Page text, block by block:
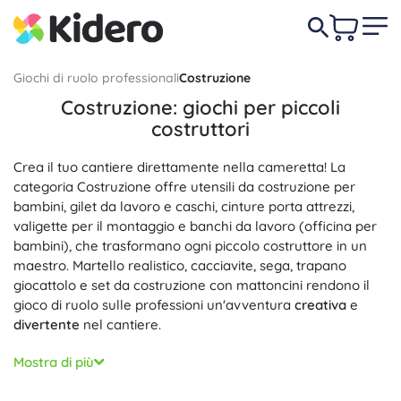
Giochi di ruolo professionaliCostruzione
Costruzione: giochi per piccoli
costruttori
Crea il tuo cantiere direttamente nella cameretta! La
categoria Costruzione offre utensili da costruzione per
bambini, gilet da lavoro e caschi, cinture porta attrezzi,
valigette per il montaggio e banchi da lavoro (officina per
bambini), che trasformano ogni piccolo costruttore in un
maestro. Martello realistico, cacciavite, sega, trapano
giocattolo e set da costruzione con mattoncini rendono il
gioco di ruolo sulle professioni un'avventura creativa e
divertente nel cantiere.
Ogni pezzo è progettato con attenzione a materiali
una lavorazione
Mostra di più